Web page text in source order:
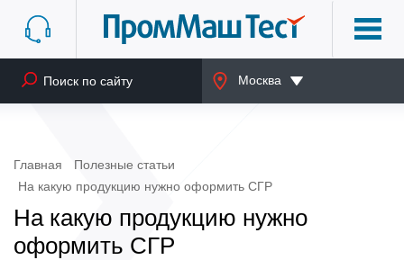
Москва
Главная
Полезные статьи
На какую продукцию нужно оформить СГР
На какую продукцию нужно
оформить СГР